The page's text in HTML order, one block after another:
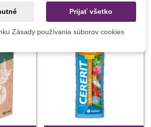
Prijať všetko
Zásady používania súborov cookies